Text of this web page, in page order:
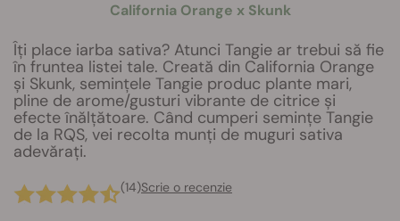
California Orange x Skunk
Îți place iarba sativa? Atunci Tangie ar trebui să fie
în fruntea listei tale. Creată din California Orange
și Skunk, semințele Tangie produc plante mari,
pline de arome/gusturi vibrante de citrice și
efecte înălțătoare. Când cumperi semințe Tangie
de la RQS, vei recolta munți de muguri sativa
adevărați.
(14)Scrie o recenzie